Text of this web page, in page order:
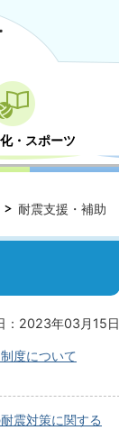
・スポーツ
耐震支援・補助
：2023年03月15日
度について
震対策に関する